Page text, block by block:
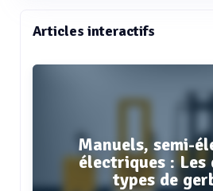
Articles interactifs
Manuels, semi-
électriques :
types de